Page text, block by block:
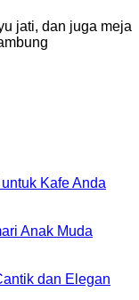
jati, dan juga meja
Kafe Anda
Anak Muda
dan Elegan